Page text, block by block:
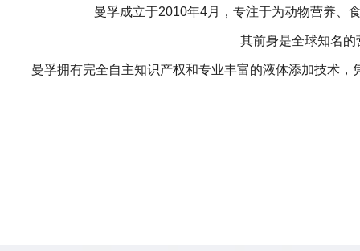
曼孚成立于2010年4月，专注于为动物营养、
其前身是全球知名
曼孚拥有完全自主知识产权和专业丰富的液体添加技术